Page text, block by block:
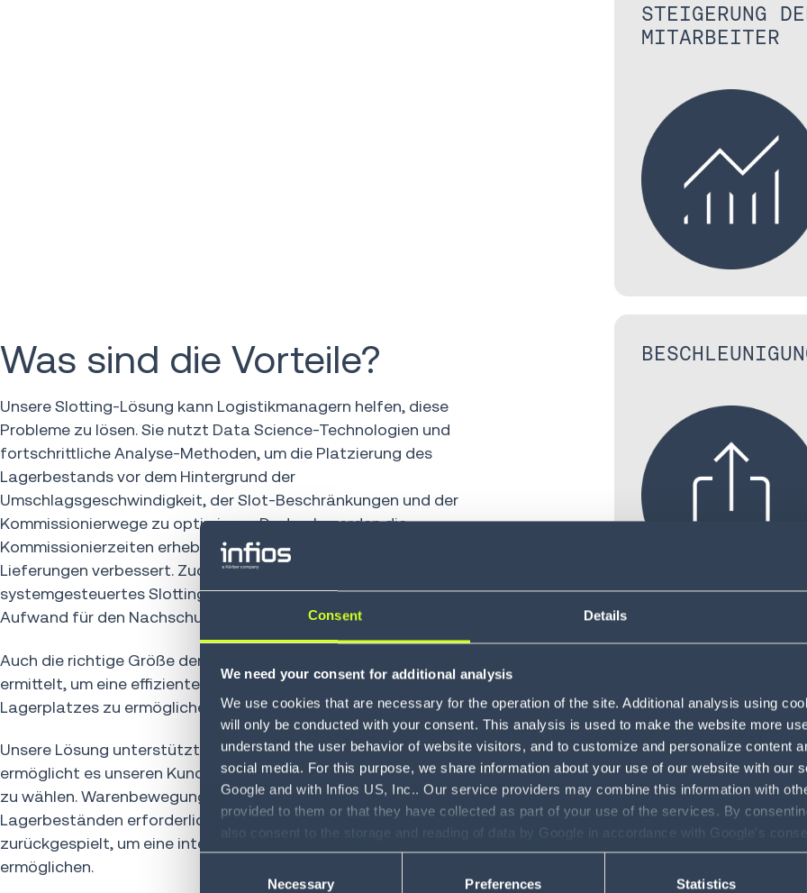
Consent Details
We need your consent for additional analysis
We use cookies that are necessary for the operation of the site. Additional analysis using
will only be conducted with your consent. This analysis is used to make the website more
understand the user behavior of website visitors, and to customize and personalize content
social media. For this purpose, we share information about your use of our website with our
Google and with Infios US, Inc.. Our service providers may combine this information with
provided to them or that they have collected as part of your use of the services. By
also consent to the storage and reading of data by Google in accordance with Google's
information, including the ability to revoke your consent and the service providers we use,
see Privacy Policy
Necessary Preferences Statistics
Was sind die Vorteile?
Unsere Slotting-Lösung kann Logistikmanagern helfen, diese
Probleme zu lösen. Sie nutzt Data Science-Technologien und
fortschrittliche Analyse-Methoden, um die Platzierung des
Lagerbestands vor dem Hintergrund der
Umschlagsgeschwindigkeit, der Slot-Beschränkungen und der
Kommissionierwege zu optimieren. Dadurch werden die
Kommissionierzeiten erheblich verkürzt, was die Pünktlichkeit der
Lieferungen verbessert. Zudem reduziert ein präzises,
systemgesteuertes Slotting die Kommissionierfehler und den
Aufwand für den Nachschub.
Auch die richtige Größe der Lagerplätze wird automatisiert
ermittelt, um eine effizientere Nutzung des begrenzten
Lagerplatzes zu ermöglichen.
Unsere Lösung unterstützt verschiedene Slotting-Strategien und
ermöglicht es unseren Kunden, die individuell beste Option für sich
zu wählen. Warenbewegungen, die für das Re-Slotting von
Lagerbeständen erforderlich sind, werden in dasWMS
zurückgespielt, um eine integrierte Aufgabenplanung zu
ermöglichen.
STEIGERUNG
MITARBEITER
ERHÖHUNG